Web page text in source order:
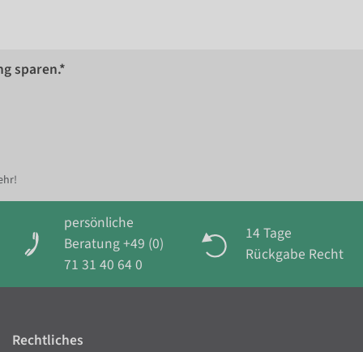
sparen.*
persönliche
Beratung +49 (0)
71 31 40 64 0
14 Tage
Rückgabe Recht
Rechtliches